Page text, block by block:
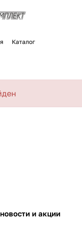
Каталог
и акции